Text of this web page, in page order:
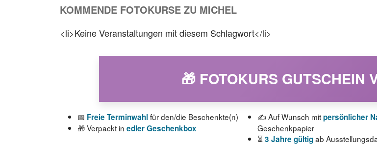
KOMMENDE FOTOKURSE ZU MICHEL
<li>Keine Veranstaltungen mit diesem Schlagwort</li>
🎁 FOTOKURS GUTSCHEIN
📅 Freie Terminwahlfür den/die Beschenkte(n)
🎁 Verpackt in edler Geschenkbox
✍️ Auf Wunsch mitpersönlicher
Geschenkpapier
⏳3 Jahre gültigab